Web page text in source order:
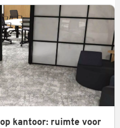
kantoor: ruimte voor